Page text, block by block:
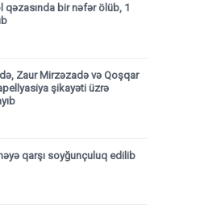
qəzasında bir nəfər ölüb, 1
Zaur Mirzəzadə və Qoşqar
şikayəti üzrə
qarşı soyğunçuluq edilib